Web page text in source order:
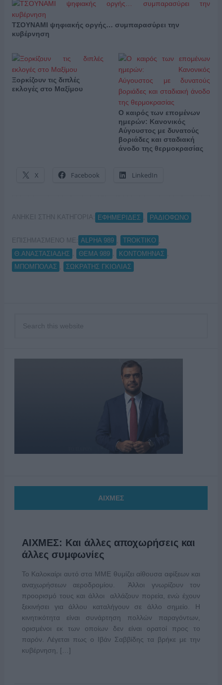
ΤΣΟΥΝΑΜΙ ψηφιακής οργής… συμπαρασύρει την
κυβέρνηση
Ξορκίζουν τις διπλές
εκλογές στο Μαξίμου
Ο καιρός των επομένων
ημερών: Κανονικός
Αύγουστος με δυνατούς
βοριάδες και σταδιακή
άνοδο της θερμοκρασίας
X Facebook LinkedIn
ΑΝΗΚΕΙ ΣΤΗΝ ΚΑΤΗΓΟΡΙΑ: ΕΦΗΜΕΡΙΔΕΣ ΡΑΔΙΟΦΩΝΟ
ΕΠΙΣΗΜΑΣΜΕΝΟ ΜΕ: ALPHA 989 TROKTIKO
Θ.ΑΝΑΣΤΑΣΙΑΔΗΣ
ΘΕΜΑ 989 ΚΟΝΤΟΜΗΝΑΣ
ΜΠΟΜΠΟΛΑΣ
ΣΩΚΡΑΤΗΣ ΓΚΙΟΛΙΑΣ
ΑΙΧΜΕΣ
ΑΙΧΜΕΣ: Και άλλες αποχωρήσεις και
άλλες συμφωνίες
Το Καλοκαίρι αυτό στα ΜΜΕ θυμίζει αίθουσα αφίξεων και
αναχωρήσεων αεροδρομίου. Άλλοι γνωρίζουν τον
προορισμό τους και άλλοι αλλάζουν πορεία, ενώ έχουν
ξεκινήσει για άλλου καταλήγουν σε άλλο σημείο. Η
κινητικότητα είναι συνάρτηση πολλών παραγόντων,
ορισμένοι εκ των οποίων δεν είναι ορατοί προς το
παρόν. Λέγεται πως ο Ιβάν Σαββίδης τα βρήκε με την
κυβέρνηση, […]